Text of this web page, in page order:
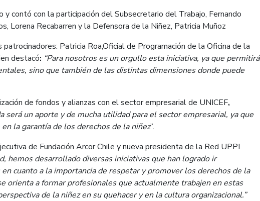
contó con la participación del Subsecretario del Trabajo, Fernando
Lorena Recabarren y la Defensora de la Niñez, Patricia Muñoz
Patricia Roa,Oficial de Programación de la Oficina de la
destacó: “Para nosotros es un orgullo esta iniciativa, ya que permitirá
sino que también de las distintas dimensiones donde puede
de fondos y alianzas con el sector empresarial de UNICEF,
será un aporte y de mucha utilidad para el sector empresarial, ya que
la garantía de los derechos de la niñez”.
de Fundación Arcor Chile y nueva presidenta de la Red UPPI
hemos desarrollado diversas iniciativas que han logrado ir
cuanto a la importancia de respetar y promover los derechos de la
orienta a formar profesionales que actualmente trabajen en estas
de la niñez en su quehacer y en la cultura organizacional.”